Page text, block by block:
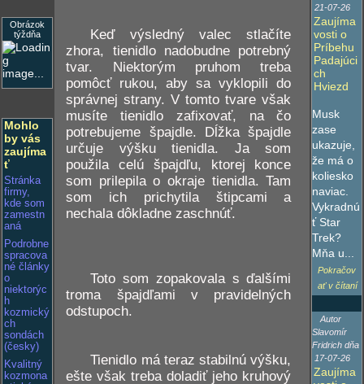
Obrázok
týždňa
Mohlo
by vás
zaujíma
ť
Stránka
firmy,
kde som
zamestn
aná
Podrobne
spracova
né články
o
niektorýc
h
kozmický
ch
sondách
(česky)
Kvalitný
kozmona
Keď výsledný valec stlačíte
zhora, tienidlo nadobudne potrebný
tvar. Niektorým pruhom treba
pomôcť rukou, aby sa vyklopili do
správnej strany. V tomto tvare však
musíte tienidlo zafixovať, na čo
potrebujeme špajdle. Dĺžka špajdle
určuje výšku tienidla. Ja som
použila celú špajdľu, ktorej konce
som prilepila o okraje tienidla. Tam
som ich prichytila štipcami a
nechala dôkladne zaschnúť.
Toto som zopakovala s ďalšími
troma špajdľami v pravidelných
odstupoch.
Tienidlo má teraz stabilnú výšku,
ešte však treba doladiť jeho kruhový
21-07-26
Zaujíma
vosti o
Príbehu
Padajúci
ch
Hviezd
Musk
zase
ukazuje,
že má o
koliesko
naviac.
Vykradnú
ť Star
Trek?
Mňa u...
Pokračov
ať v čítaní
Autor
Slavomír
Fridrich dňa
17-07-26
Zaujíma